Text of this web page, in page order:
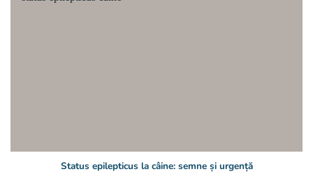
Status epilepticus la câine: semne și urgență